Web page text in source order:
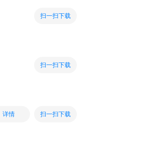
扫一扫下载
扫一扫下载
详情 扫一扫下载